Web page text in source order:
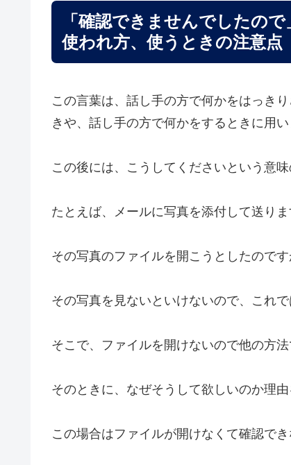
「確認できませんでしたの
使われ方、使うときの注意点
この言葉は、話し手の方で何かをはっき
きや、話し手の方で何かをするときに用い
この後には、こうしてくださいという意
たとえば、メールに写真を添付して送りま
その写真のファイルを開こうとしたので
その写真を見ないといけないので、これで
そこで、ファイルを開けないので他の方
そのときに、なぜそうして欲しいのか理由
この場合はファイルが開けなくて確認で